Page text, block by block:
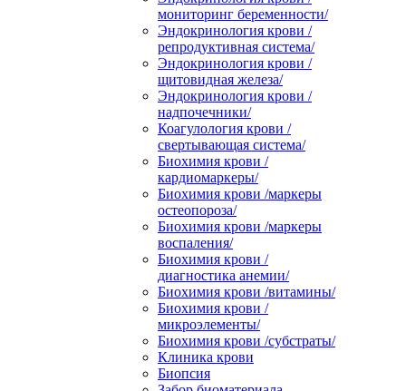
мониторинг беременности/
Эндокринология крови /
репродуктивная система/
Эндокринология крови /
щитовидная железа/
Эндокринология крови /
надпочечники/
Коагулология крови /
свертывающая система/
Биохимия крови /
кардиомаркеры/
Биохимия крови /маркеры
остеопороза/
Биохимия крови /маркеры
воспаления/
Биохимия крови /
диагностика анемии/
Биохимия крови /витамины/
Биохимия крови /
микроэлементы/
Биохимия крови /субстраты/
Клиника крови
Биопсия